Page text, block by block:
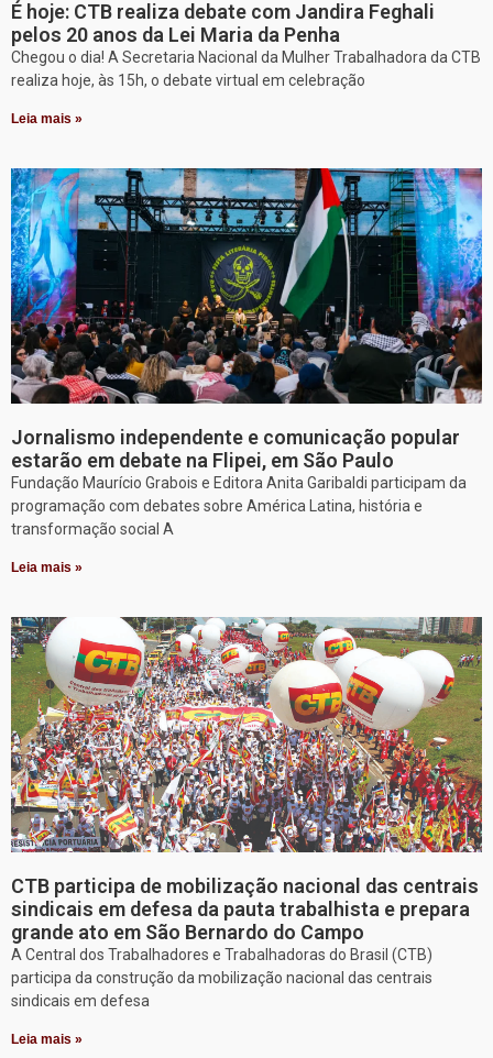
É hoje: CTB realiza debate com Jandira Feghali
pelos 20 anos da Lei Maria da Penha
Chegou o dia! A Secretaria Nacional da Mulher Trabalhadora da CTB
realiza hoje, às 15h, o debate virtual em celebração
Leia mais »
Jornalismo independente e comunicação popular
estarão em debate na Flipei, em São Paulo
Fundação Maurício Grabois e Editora Anita Garibaldi participam da
programação com debates sobre América Latina, história e
transformação social A
Leia mais »
CTB participa de mobilização nacional das centrais
sindicais em defesa da pauta trabalhista e prepara
grande ato em São Bernardo do Campo
A Central dos Trabalhadores e Trabalhadoras do Brasil (CTB)
participa da construção da mobilização nacional das centrais
sindicais em defesa
Leia mais »